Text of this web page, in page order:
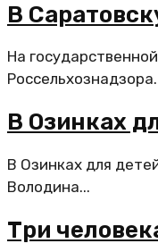
В
На
В Озинках
В Озинках для
Володина...
Три